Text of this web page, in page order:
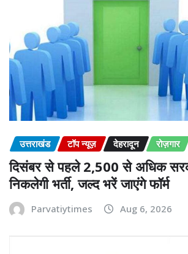
उत्तराखंड टॉप न्यूज़ देहरादून रोज़गार
दिसंबर से पहले 2,500 से अधिक
निकलेगी भर्ती, जल्द भरें जाएंगे फॉर्म
Parvatiytimes Aug 6, 2026